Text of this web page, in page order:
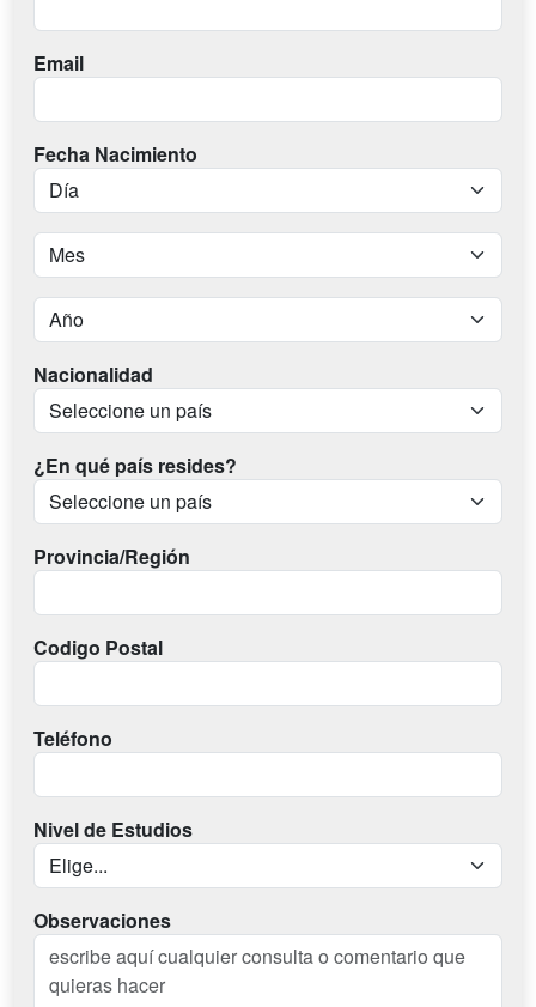
Email
Fecha Nacimiento
Nacionalidad
¿En qué país resides?
Provincia/Región
Codigo Postal
Teléfono
Nivel de Estudios
Observaciones